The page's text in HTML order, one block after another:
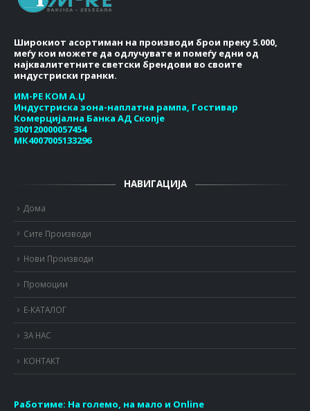
Широкиот асортиман на производи брои преку 5.000,
меѓу кои можете да одлучувате и помеѓу едни од
најквалитетните светски брендови во своите
индустриски гранки.
ИМ-РЕ КОМ А.Џ
Индустриска зона-наплатна рампа, Гостивар
Комерцијална Банка АД Скопје
300120000057454
МК4007005133296
НАВИГАЦИЈА
Дома
Сите Производи
Нови Производи
Промоции
Е-КАТАЛОГ
ЗА НАС
КОНТАКТ
Работиме: На големо, на мало и Online